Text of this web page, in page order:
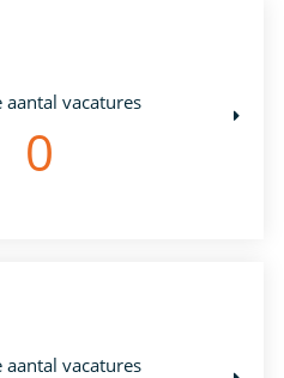
aantal vacatures
0
aantal vacatures